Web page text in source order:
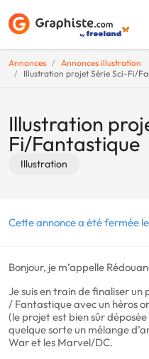
Annonces
Annonces illustration
Illustration projet Série Sci-Fi/
Illustration
Fi/Fantastique
Illustration
Cette annonce a été fermée
Bonjour, je m’appelle
Je suis en train de finaliser un
/ Fantastique avec un héros
(le projet est bien sûr
quelque sorte un mélange
War et les Marvel/DC.